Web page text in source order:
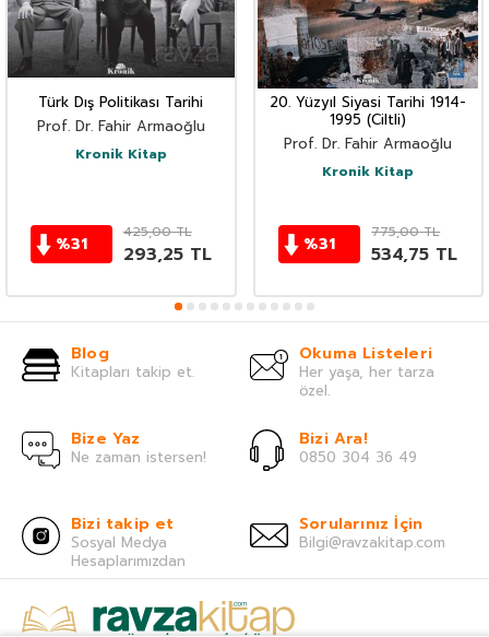
Türk Dış Politikası Tarihi
Prof. Dr. Fahir Armaoğlu
Kronik Kitap
%31
425,00TL
293,25TL
20. Yüzyıl Siyasi Tarihi 1914-
1995 (Ciltli)
Prof. Dr. Fahir Armaoğlu
Kronik Kitap
%31
775,00TL
534,75 TL
Blog
Kitapları takip et.
Okuma Listeleri
Her yaşa, her tarza
özel.
Bize Yaz
Ne zaman istersen!
Bizi Ara!
0850 304 36 49
Bizi takip et
Sosyal Medya
Hesaplarımızdan
Sorularınız İçin
Bilgi@ravzakitap.com